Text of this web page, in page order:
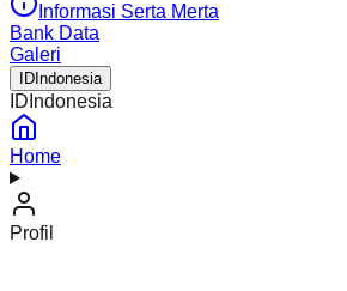
Informasi Serta Merta
Bank Data
Galeri
ID Indonesia
ID Indonesia
Home
Profil